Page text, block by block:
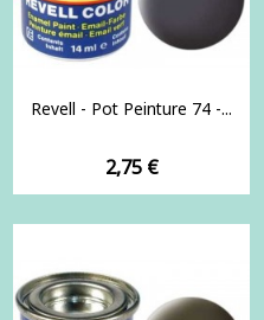
Revell - Pot Peinture 74 -...
Prix
2,75 €